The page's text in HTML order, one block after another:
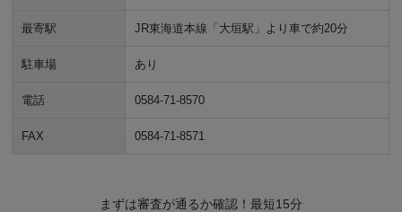
最寄駅 JR東海道本線「大垣駅」より車で約20分
駐車場 あり
電話 0584-71-8570
FAX 0584-71-8571
まずは審査が通るか確認！最短15分